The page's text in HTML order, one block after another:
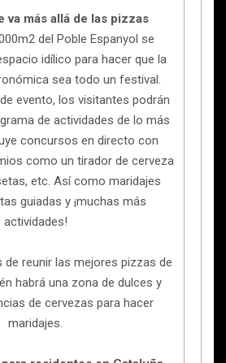
va más allá de las pizzas
del Poble Espanyol se
idílico para hacer que la
sea todo un festival.
evento, los visitantes podrán
de actividades de lo más
concursos en directo con
como un tirador de cerveza
etc. Así como maridajes
guiadas y ¡muchas más
actividades!
reunir las mejores pizzas de
habrá una zona de dulces y
de cervezas para hacer
maridajes.